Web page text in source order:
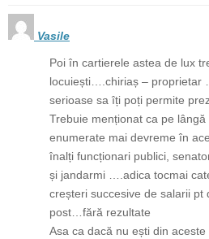
Vasile
Poi în cartierele astea de lux
locuiești….chiriaș –
serioase sa îți poți permite
Trebuie menționat ca pe
enumerate mai devreme în
înalți funcționari publici,
și jandarmi ….adica tocmai
creșteri succesive de salarii pt
post…fără rezultate
Asa ca dacă nu ești din